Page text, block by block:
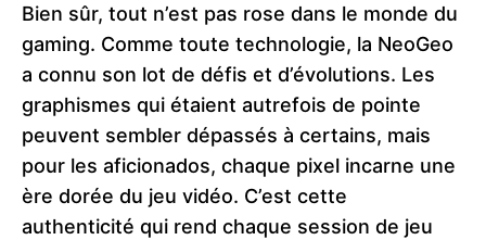
Bien sûr, tout n’est pas rose dans le monde du
gaming. Comme toute technologie, la NeoGeo
a connu son lot de défis et d’évolutions. Les
graphismes qui étaient autrefois de pointe
peuvent sembler dépassés à certains, mais
pour les aficionados, chaque pixel incarne une
ère dorée du jeu vidéo. C’est cette
authenticité qui rend chaque session de jeu